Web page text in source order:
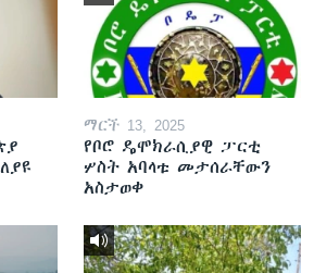
ማርች 13, 2025
የቦሮ ዴሞክራሲያዊ ፓርቲ
ሦስት አባላቱ መታሰራቸውን
አስታወቀ